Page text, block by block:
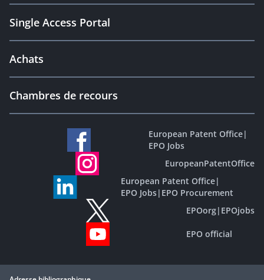
Single Access Portal
Achats
Chambres de recours
European Patent Office|
EPO Jobs
EuropeanPatentOffice
European Patent Office|
EPO Jobs| EPO Procurement
EPOorg| EPOjobs
EPO official